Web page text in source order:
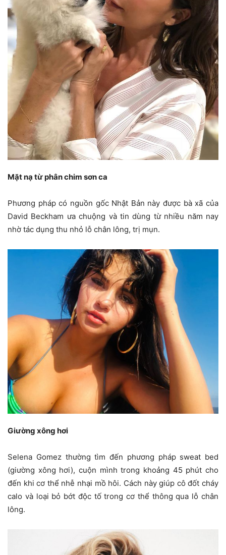
Mặt nạ từ phân chim sơn ca
Phương pháp có nguồn gốc Nhật Bản này được bà xã của
David Beckham ưa chuộng và tin dùng từ nhiều năm nay
nhờ tác dụng thu nhỏ lỗ chân lông, trị mụn.
Giường xông hơi
Selena Gomez thường tìm đến phương pháp sweat bed
(giường xông hơi), cuộn mình trong khoảng 45 phút cho
đến khi cơ thể nhễ nhại mồ hôi. Cách này giúp cô đốt cháy
calo và loại bỏ bớt độc tố trong cơ thể thông qua lỗ chân
lông.